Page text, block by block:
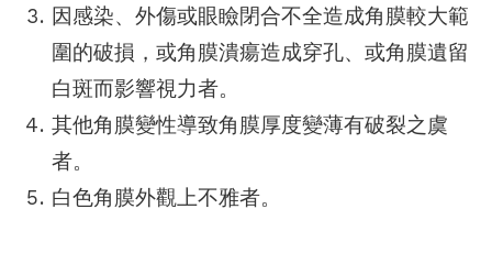
因感染、外傷或眼瞼閉合不全造成角膜較大範
圍的破損，或角膜潰瘍造成穿孔、或角膜遺留
白斑而影響視力者。
其他角膜變性導致角膜厚度變薄有破裂之虞
者。
白色角膜外觀上不雅者。